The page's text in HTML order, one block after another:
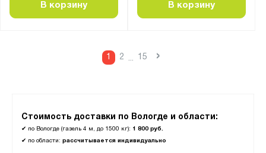
Стоимость доставки по Вологде и области:
✔ по Вологде (газель 4 м, до 1500 кг): 1 800 руб.
✔ по области: рассчитывается индивидуально
В корзину В корзину
1 2 ... 15 ›